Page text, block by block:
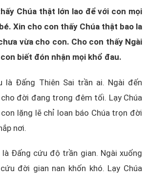
Chúa thật lớn lao để với con mọi
Xin cho con thấy Chúa thật bao la
vừa cho con. Cho con thấy Ngài
biết đón nhận mọi khổ đau.
là Đấng Thiên Sai trần ai. Ngài đến
đời đang trong đêm tối. Lạy Chúa
lặng lẽ chỉ loan báo Chúa trọn đời
nơi.
là Đấng cứu độ trần gian. Ngài xuống
đời gian nan khốn khó. Lạy Chúa